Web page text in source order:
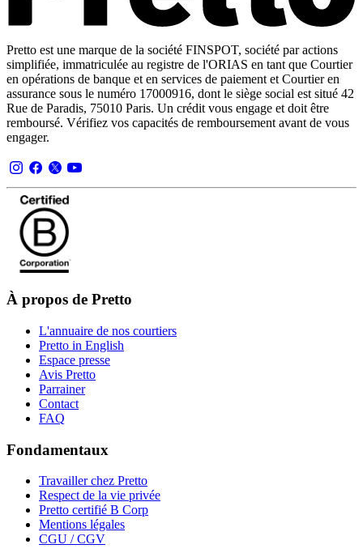
Pretto est une marque de la société FINSPOT, société par actions
simplifiée, immatriculée au registre de l'ORIAS en tant que Courtier
en opérations de banque et en services de paiement et Courtier en
assurance sous le numéro 17000916, dont le siège social est situé 42
Rue de Paradis, 75010 Paris. Un crédit vous engage et doit être
remboursé. Vérifiez vos capacités de remboursement avant de vous
engager.
À propos de Pretto
L'annuaire de nos courtiers
Pretto in English
Espace presse
Avis Pretto
Parrainer
Contact
FAQ
Fondamentaux
Travailler chez Pretto
Respect de la vie privée
Pretto certifié B Corp
Mentions légales
CGU / CGV